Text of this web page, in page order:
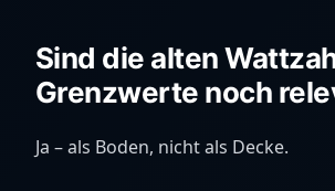
Sind die alten
Grenzwerte noch
Ja – als Boden, nicht als Decke.